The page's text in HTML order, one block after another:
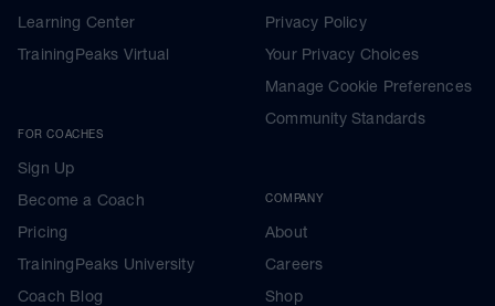
Learning Center
TrainingPeaks Virtual
FOR COACHES
Sign Up
Become a Coach
Pricing
TrainingPeaks University
Coach Blog
Privacy Policy
Your Privacy Choices
Manage Cookie Preferences
Community Standards
COMPANY
About
Careers
Shop